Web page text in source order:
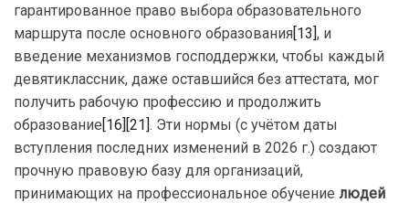
гарантированное право выбора образовательного
маршрута после основного образования[13], и
введение механизмов господдержки, чтобы каждый
девятиклассник, даже оставшийся без аттестата, мог
получить рабочую профессию и продолжить
образование[16] [21]. Эти нормы (с учётом даты
вступления последних изменений в 2026 г.) создают
прочную правовую базу для организаций,
принимающих на профессиональное обучение людей